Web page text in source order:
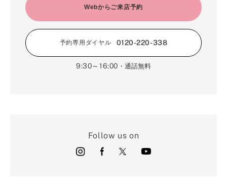
Webからご来店予約
予約専用ダイヤル 0120-220-338
9:30～16:00 ・通話無料
Follow us on